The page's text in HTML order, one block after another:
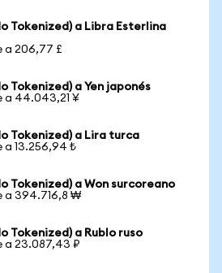
Tokenized) a Libra Esterlina
a 206,77 £
Tokenized) a Yen japonés
a 44.043,21 ¥
Tokenized) a Lira turca
a 13.256,94 ₺
Tokenized) a Won surcoreano
a 394.716,8 ₩
Tokenized) a Rublo ruso
a 23.087,43 ₽